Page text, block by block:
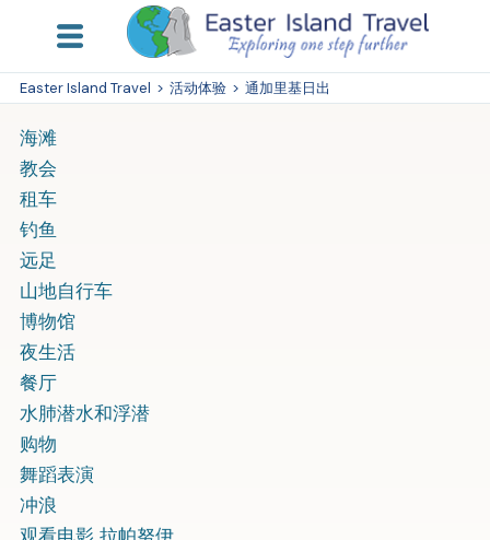
Easter Island Travel > 活动体验 > 通加里基日出
海滩
教会
租车
钓鱼
远足
山地自行车
博物馆
夜生活
餐厅
水肺潜水和浮潜
购物
舞蹈表演
冲浪
观看电影 拉帕努伊